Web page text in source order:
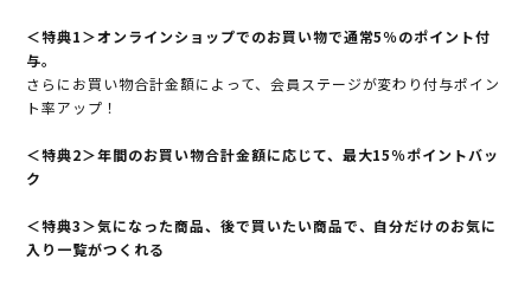
＜特典1＞オンラインショップでのお買い物で通常5％のポイント付
与。
さらにお買い物合計金額によって、会員ステージが変わり付与ポイン
ト率アップ！
＜特典2＞年間のお買い物合計金額に応じて、最大15％ポイントバッ
ク
＜特典3＞気になった商品、後で買いたい商品で、自分だけのお気に
入り一覧がつくれる